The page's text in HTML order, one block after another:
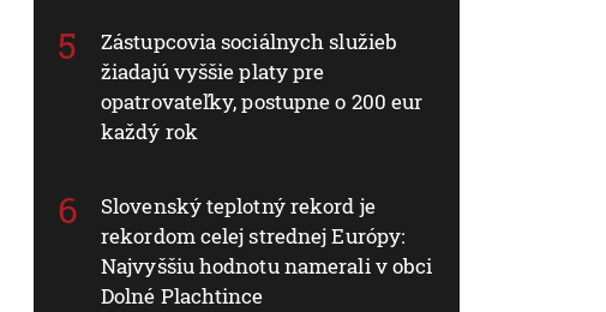
Zástupcovia sociálnych služieb
žiadajú vyššie platy pre
opatrovateľky, postupne o 200 eur
každý rok
Slovenský teplotný rekord je
rekordom celej strednej Európy:
Najvyššiu hodnotu namerali v obci
Dolné Plachtince